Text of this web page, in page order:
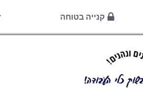
קנייה בטוחה